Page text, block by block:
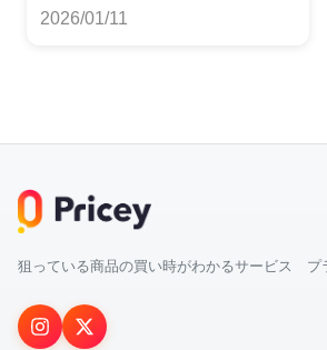
2026/01/11
狙っている商品の買い時がわかるサービス プ